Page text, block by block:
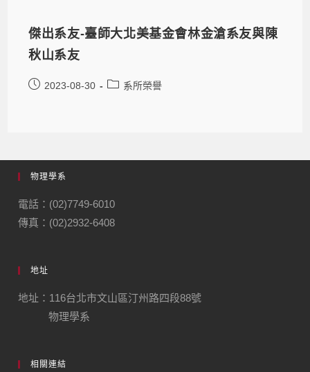
傑出系友-臺師大北美基金會林金滄系友與陳
秋山系友
2023-08-30 系所榮譽
物理學系
電話：(02)7749-6010
傳真：(02)2932-6408
地址
地址：116台北市文山區汀州路四段88號
物理學系
相關連結